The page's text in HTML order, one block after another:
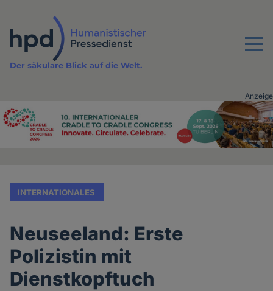
Inhalt
Menu
Der säkulare Blick auf die Welt.
Advertising
Anzeige
INTERNATIONALES
Neuseeland: Erste
Polizistin mit
Dienstkopftuch